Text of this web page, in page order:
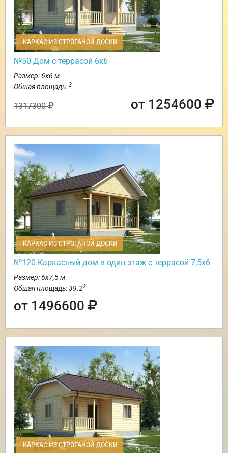
КАРКАС ИЗ СТРОГАНОЙ ДОСКИ
№50 Дом с террасой 6х6
Размер: 6х6 м
Общая площадь: 2
1317300 от 1254600
КАРКАС ИЗ СТРОГАНОЙ ДОСКИ
№120 Каркасный дом в один этаж с террасой 7,5х6
Размер: 6х7,5 м
Общая площадь: 39.22
от 1496600
КАРКАС ИЗ СТРОГАНОЙ ДОСКИ